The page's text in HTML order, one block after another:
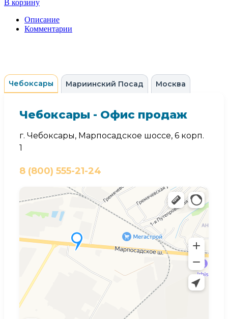
В корзину
Описание
Комментарии
Чебоксары Мариинский Посад Москва
Чебоксары - Офис продаж
г. Чебоксары, Марпосадское шоссе, 6 корп.
1
8 (800) 555-21-24